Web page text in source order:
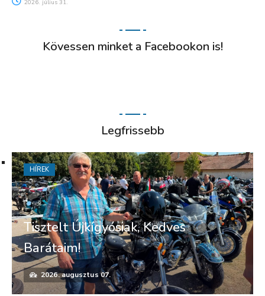
2026. július 31.
Kövessen minket a Facebookon is!
Legfrissebb
Tisztelt Újkígyósiak, Kedves
Barátaim!
2026. augusztus 07.
HÍREK